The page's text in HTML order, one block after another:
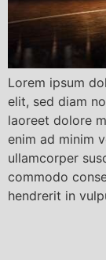
Lorem ipsum
elit, sed diam
laoreet dolore
enim ad minim
ullamcorper
commodo
hendrerit in